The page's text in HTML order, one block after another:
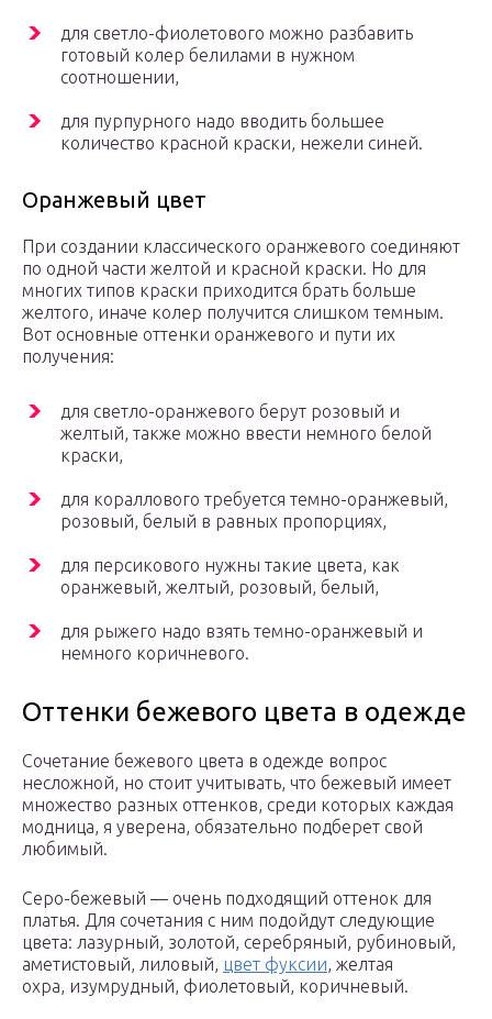
для светло-фиолетового можно разбавить
готовый колер белилами в нужном
соотношении,
для пурпурного надо вводить большее
количество красной краски, нежели синей.
Оранжевый цвет
При создании классического оранжевого соединяют
по одной части желтой и красной краски. Но для
многих типов краски приходится брать больше
желтого, иначе колер получится слишком темным.
Вот основные оттенки оранжевого и пути их
получения:
для светло-оранжевого берут розовый и
желтый, также можно ввести немного белой
краски,
для кораллового требуется темно-оранжевый,
розовый, белый в равных пропорциях,
для персикового нужны такие цвета, как
оранжевый, желтый, розовый, белый,
для рыжего надо взять темно-оранжевый и
немного коричневого.
Оттенки бежевого цвета в одежде
Сочетание бежевого цвета в одежде вопрос
несложной, но стоит учитывать, что бежевый имеет
множество разных оттенков, среди которых каждая
модница, я уверена, обязательно подберет свой
любимый.
Серо-бежевый — очень подходящий оттенок для
платья. Для сочетания с ним подойдут следующие
цвета: лазурный, золотой, серебряный, рубиновый,
аметистовый, лиловый, цвет фуксии, желтая
охра, изумрудный, фиолетовый, коричневый.